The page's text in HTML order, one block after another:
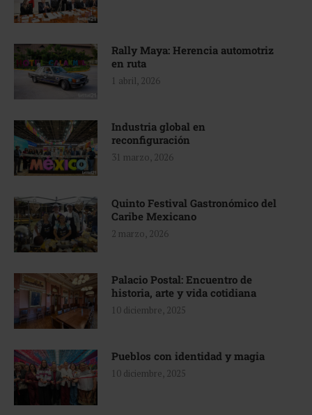
Rally Maya: Herencia automotriz
en ruta
1 abril, 2026
Industria global en
reconfiguración
31 marzo, 2026
Quinto Festival Gastronómico del
Caribe Mexicano
2 marzo, 2026
Palacio Postal: Encuentro de
historia, arte y vida cotidiana
10 diciembre, 2025
Pueblos con identidad y magia
10 diciembre, 2025